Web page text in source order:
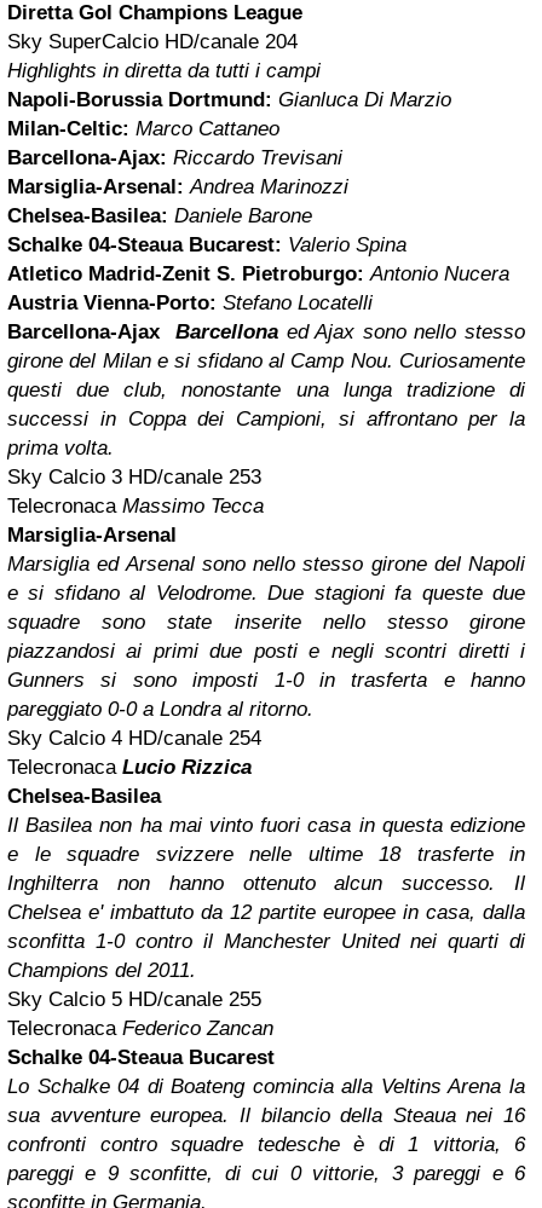
Diretta Gol Champions League
Sky SuperCalcio HD/canale 204
Highlights in diretta da tutti i campi
Napoli-Borussia Dortmund: Gianluca Di Marzio
Milan-Celtic: Marco Cattaneo
Barcellona-Ajax: Riccardo Trevisani
Marsiglia-Arsenal:Andrea Marinozzi
Chelsea-Basilea: Daniele Barone
Schalke 04-Steaua Bucarest: Valerio Spina
Atletico Madrid-Zenit S. Pietroburgo:Antonio Nucera
Austria Vienna-Porto: Stefano Locatelli
Barcellona-Ajax
Barcellona ed Ajax sono nello stesso
girone del Milan e si sfidano al Camp Nou. Curiosamente
questi due club, nonostante una lunga tradizione di
successi in Coppa dei Campioni, si affrontano per la
prima volta.
Sky Calcio 3 HD/canale 253
Telecronaca Massimo Tecca
Marsiglia-Arsenal
Marsiglia ed Arsenal sono nello stesso girone del Napoli
e si sfidano al Velodrome. Due stagioni fa queste due
squadre sono state inserite nello stesso girone
piazzandosi ai primi due posti e negli scontri diretti i
Gunners si sono imposti 1-0 in trasferta e hanno
pareggiato 0-0 a Londra al ritorno.
Sky Calcio 4 HD/canale 254
Telecronaca Lucio Rizzica
Chelsea-Basilea
Il Basilea non ha mai vinto fuori casa in questa edizione
e le squadre svizzere nelle ultime 18 trasferte in
Inghilterra non hanno ottenuto alcun successo. Il
Chelsea e' imbattuto da 12 partite europee in casa, dalla
sconfitta 1-0 contro il Manchester United nei quarti di
Champions del 2011.
Sky Calcio 5 HD/canale 255
Telecronaca Federico Zancan
Schalke 04-Steaua Bucarest
Lo Schalke 04 di Boateng comincia alla Veltins Arena la
sua avventure europea. Il bilancio della Steaua nei 16
confronti contro squadre tedesche è di 1 vittoria, 6
pareggi e 9 sconfitte, di cui 0 vittorie, 3 pareggi e 6
sconfitte in Germania.